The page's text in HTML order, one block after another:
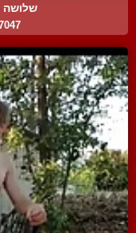
שלושה
7047